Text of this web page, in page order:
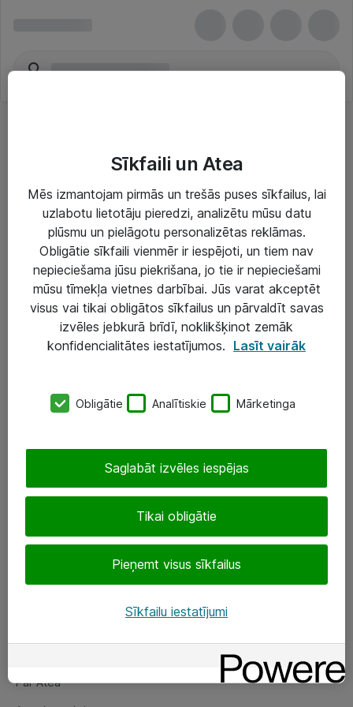
Risinājumi & Pakalpojumi
IT serviss un atbalsts
IT infrastruktūra
Darba vietu IT risinājumi
Serveri un datu centri
SIA „ATEA”
eShop@atea.lv
Sekojiet mums
Par Atea
Par Atea
Sīkfaili un Atea
Mēs izmantojam pirmās un trešās puses sīkfailus, lai
uzlabotu lietotāju pieredzi, analizētu mūsu datu
plūsmu un pielāgotu personalizētas reklāmas.
Obligātie sīkfaili vienmēr ir iespējoti, un tiem nav
nepieciešama jūsu piekrišana, jo tie ir nepieciešami
mūsu tīmekļa vietnes darbībai. Jūs varat akceptēt
visus vai tikai obligātos sīkfailus un pārvaldīt savas
izvēles jebkurā brīdī, noklikšķinot zemāk
konfidencialitātes iestatījumos. Lasīt vairāk
Obligātie Analītiskie Mārketinga
Tikai obligātie
Pieņemt visus sīkfailus
Saglabāt izvēles iespējas
Sīkfailu iestatījumi